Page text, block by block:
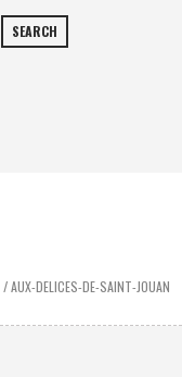
SEARCH
/AUX-DELICES-DE-SAINT-JOUAN